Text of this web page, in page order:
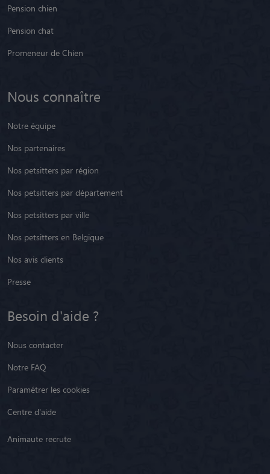
Pension chien
Pension chat
Promeneur de Chien
Nous connaître
Notre équipe
Nos partenaires
Nos petsitters par région
Nos petsitters par département
Nos petsitters par ville
Nos petsitters en Belgique
Nos avis clients
Presse
Besoin d'aide ?
Nous contacter
Notre FAQ
Paramétrer les cookies
Centre d'aide
Animaute recrute